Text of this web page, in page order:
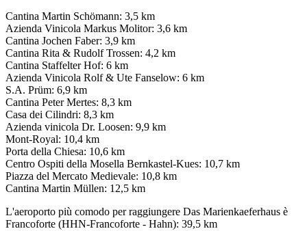
Cantina Martin Schömann: 3,5 km
Azienda Vinicola Markus Molitor: 3,6 km
Cantina Jochen Faber: 3,9 km
Cantina Rita & Rudolf Trossen: 4,2 km
Cantina Staffelter Hof: 6 km
Azienda Vinicola Rolf & Ute Fanselow: 6 km
S.A. Prüm: 6,9 km
Cantina Peter Mertes: 8,3 km
Casa dei Cilindri: 8,3 km
Azienda vinicola Dr. Loosen: 9,9 km
Mont-Royal: 10,4 km
Porta della Chiesa: 10,6 km
Centro Ospiti della Mosella Bernkastel-Kues: 10,7 km
Piazza del Mercato Medievale: 10,8 km
Cantina Martin Müllen: 12,5 km
L'aeroporto più comodo per raggiungere Das Marienkaeferhaus è
Francoforte (HHN-Francoforte - Hahn): 39,5 km